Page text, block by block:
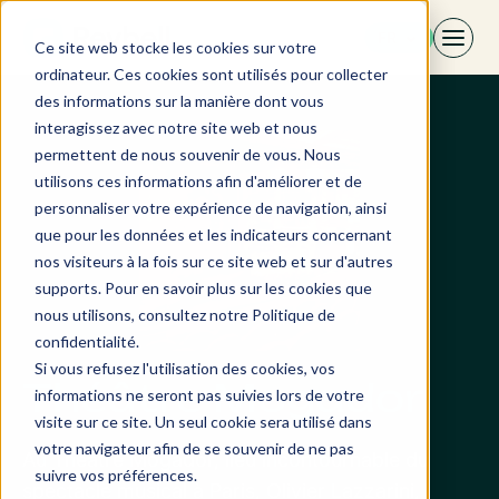
Ce site web stocke les cookies sur votre
ordinateur. Ces cookies sont utilisés pour collecter
des informations sur la manière dont vous
interagissez avec notre site web et nous
permettent de nous souvenir de vous. Nous
utilisons ces informations afin d'améliorer et de
personnaliser votre expérience de navigation, ainsi
que pour les données et les indicateurs concernant
nos visiteurs à la fois sur ce site web et sur d'autres
supports. Pour en savoir plus sur les cookies que
nous utilisons, consultez notre Politique de
confidentialité.
Si vous refusez l'utilisation des cookies, vos
informations ne seront pas suivies lors de votre
visite sur ce site. Un seul cookie sera utilisé dans
votre navigateur afin de se souvenir de ne pas
suivre vos préférences.
Aller
contenu
Théâtre Mogador
Au Théâtre Mogador, lieu incontournable du
spectacle musical à Paris, Olivier Lazzarini,